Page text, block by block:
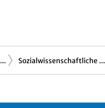
Sozialwissenschaftliche ...